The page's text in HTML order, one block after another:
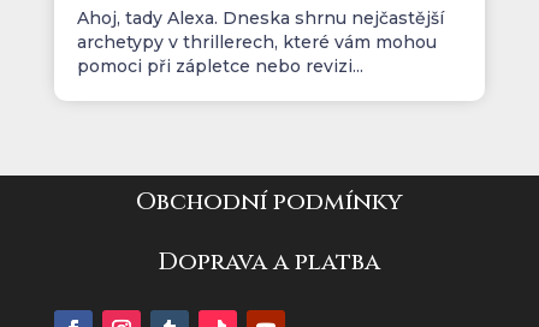
Ahoj, tady Alexa. Dneska shrnu nejčastější
archetypy v thrillerech, které vám mohou
pomoci při zápletce nebo revizi...
Obchodní podmínky
Doprava a platba